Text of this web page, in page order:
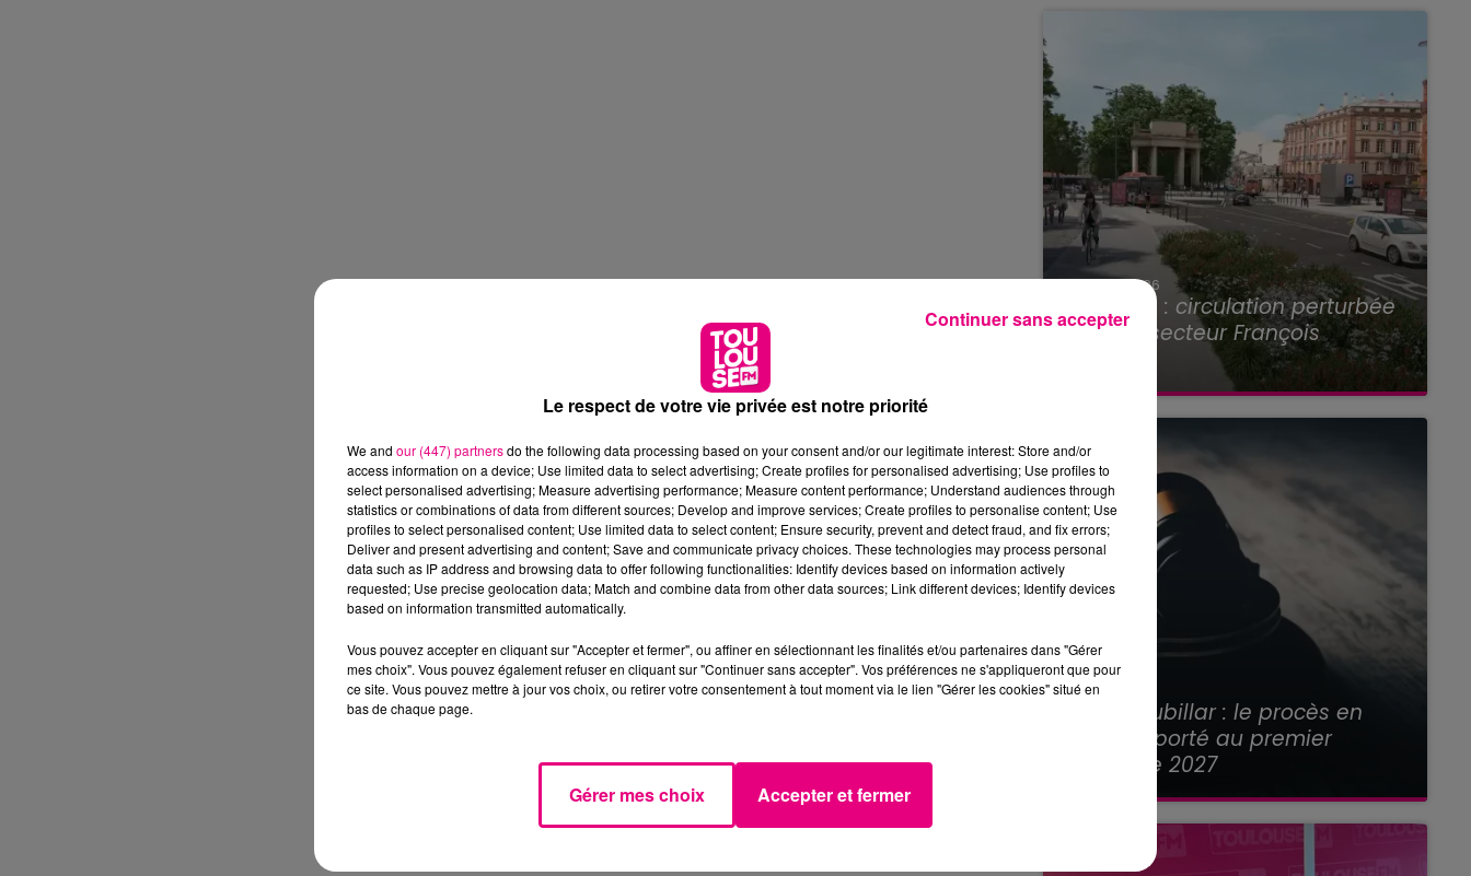
22 juillet 2026
Toulouse : circulation perturbée
dans le secteur François
21 juillet 2026
Affaire Jubillar : le procès en
appel reporté au premier
semestre 2027
Le respect de votre vie privée est notre priorité
We and our (447) partnersdo the following data processing based on your consent and/or our legitimate interest: Store and/or
access information on a device; Use limited data to select advertising; Create profiles for personalised advertising; Use profiles to
select personalised advertising; Measure advertising performance; Measure content performance; Understand audiences through
statistics or combinations of data from different sources; Develop and improve services; Create profiles to personalise content; Use
profiles to select personalised content; Use limited data to select content; Ensure security, prevent and detect fraud, and fix errors;
Deliver and present advertising and content; Save and communicate privacy choices. These technologies may process personal
data such as IP address and browsing data to offer following functionalities: Identify devices based on information actively
requested; Use precise geolocation data; Match and combine data from other data sources; Link different devices; Identify devices
based on information transmitted automatically.
Vous pouvez accepter en cliquant sur "Accepter et fermer", ou affiner en sélectionnant les finalités et/ou partenaires dans "Gérer
mes choix". Vous pouvez également refuser en cliquant sur "Continuer sans accepter". Vos préférences ne s'appliqueront que pour
ce site. Vous pouvez mettre à jour vos choix, ou retirer votre consentement à tout moment via le lien "Gérer les cookies" situé en
bas de chaque page.
Gérer mes choix Accepter et fermer
Continuer sans accepter